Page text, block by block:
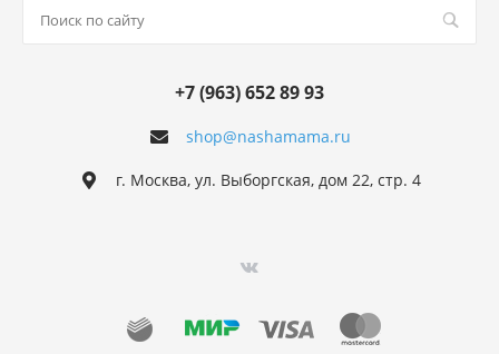
shop@nashamama.ru
+7 (963) 652 89 93
г. Москва, ул. Выборгская, дом 22, стр. 4